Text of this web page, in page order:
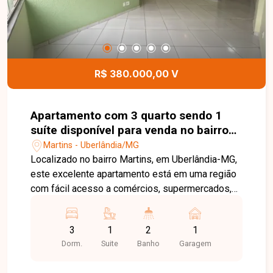
R$ 380.000,00 V
Apartamento com 3 quarto sendo 1
suíte disponível para venda no bairro
Martins em Uberlândia-MG
Martins - Uberlândia/MG
Localizado no bairro Martins, em Uberlândia-MG,
este excelente apartamento está em uma região
com fácil acesso a comércios, supermercados,
essenciais. O condomínio oferece tranquilidade e
praticidade, sendo uma ótima opção para quem
busca qualidade de vida e conforto no dia a dia.
3
Dorm.
1
Suite
2
Banho
1
Garagem